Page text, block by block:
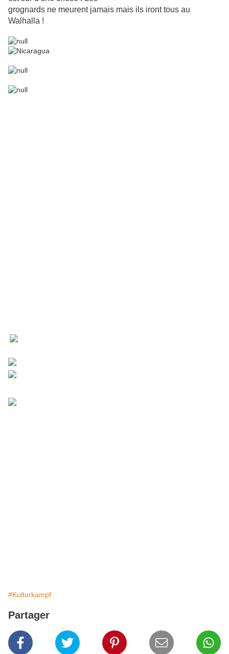
grognards ne meurent jamais mais ils iront tous au
Walhalla !
#Kulturkampf
Partager